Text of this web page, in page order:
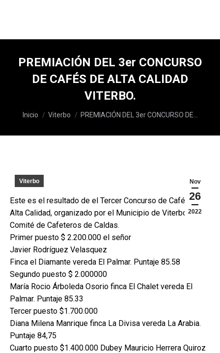
PREMIACIÓN DEL 3er CONCURSO
DE CAFÉS DE ALTA CALIDAD
VITERBO.
Estás aquí:
Inicio Viterbo PREMIACIÓN DEL 3er CONCURSO DE…
Nov
26
2022
Viterbo
Este es el resultado de el Tercer Concurso de Cafés de
Alta Calidad, organizado por el Municipio de Viterbo y el
Comité de Cafeteros de Caldas.
Primer puesto $ 2.200.000 el señor
Javier Rodríguez Velasquez
Finca el Diamante vereda El Palmar. Puntaje 85.58
Segundo puesto $ 2.000000
María Rocio Árboleda Osorio finca El Chalet vereda El
Palmar. Puntaje 85.33
Tercer puesto $1.700.000
Diana Milena Manrique finca La Divisa vereda La Arabia.
Puntaje 84,75
Cuarto puesto $1.400.000 Dubey Mauricio Herrera Quiroz